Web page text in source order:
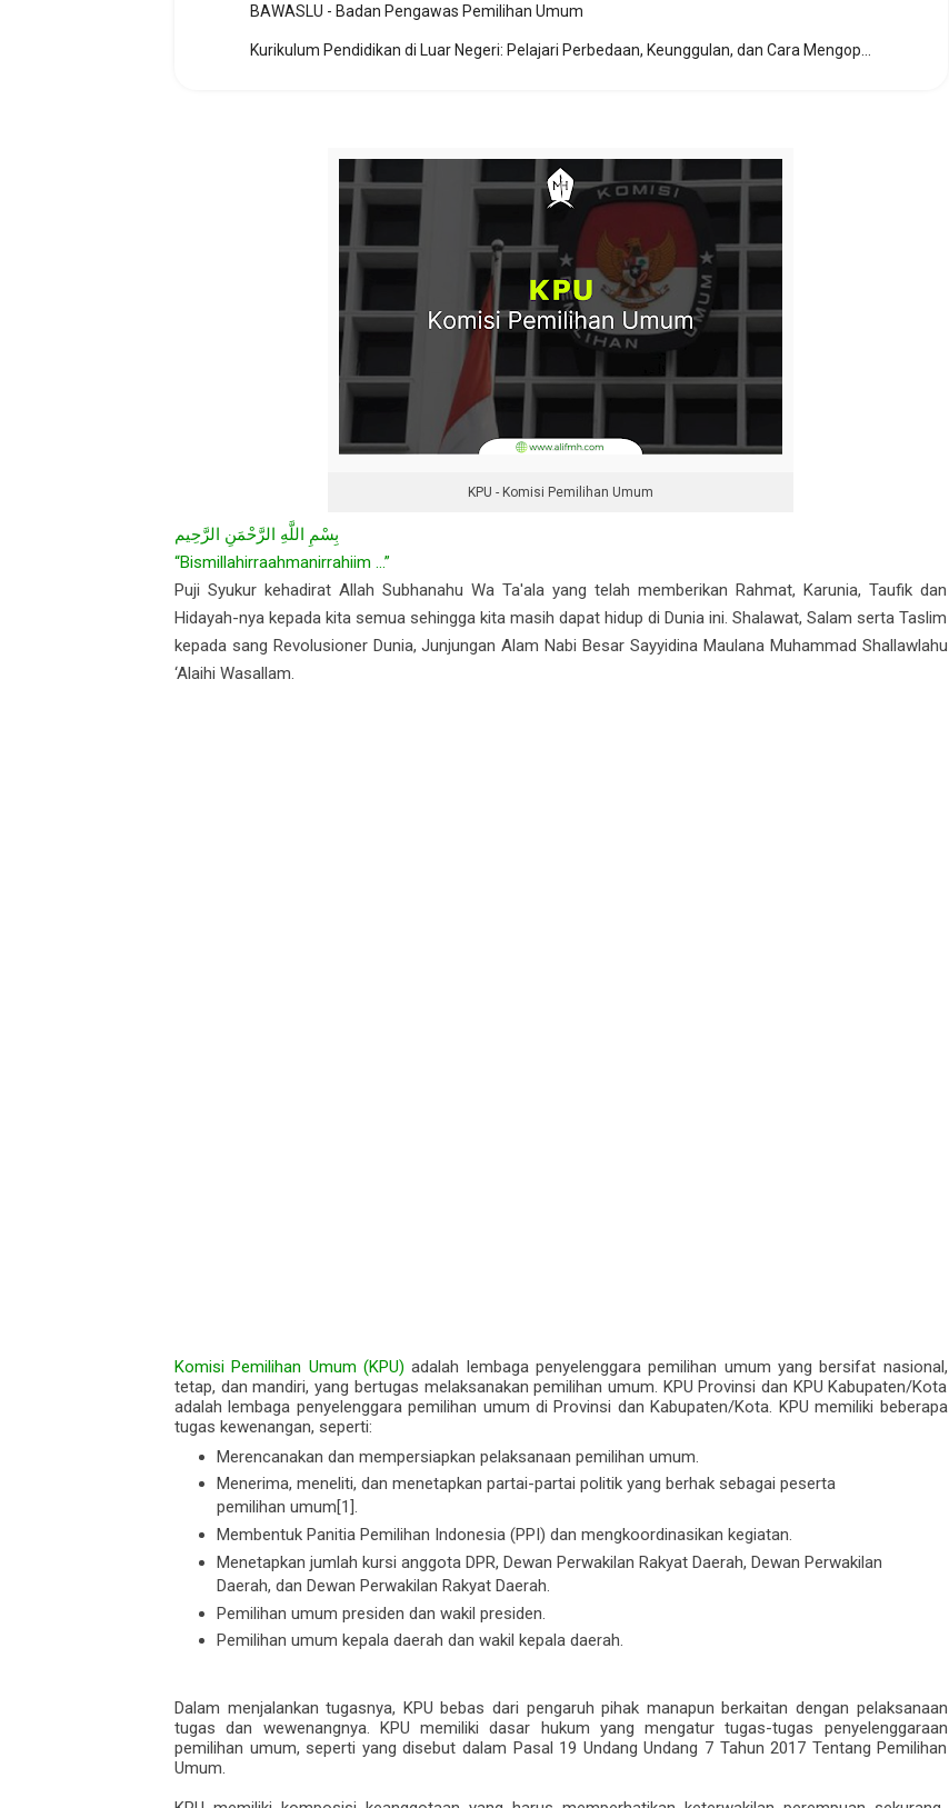
BAWASLU - Badan Pengawas Pemilihan Umum
KPU - Komisi Pemilihan Umum
بِسْمِ اللَّهِ الرَّحْمَنِ الرَّحِيم
“Bismillahirraahmanirrahiim ...”
Puji Syukur kehadirat Allah Subhanahu Wa Ta'ala yang telah memberikan Rahmat, Karunia, Taufik dan
Hidayah-nya kepada kita semua sehingga kita masih dapat hidup di Dunia ini. Shalawat, Salam serta Taslim
kepada sang Revolusioner Dunia, Junjungan Alam Nabi Besar Sayyidina Maulana Muhammad Shallawlahu
‘Alaihi Wasallam.
Komisi Pemilihan Umum (KPU) adalah lembaga penyelenggara pemilihan umum yang bersifat nasional,
tetap, dan mandiri, yang bertugas melaksanakan pemilihan umum. KPU Provinsi dan KPU Kabupaten/Kota
adalah lembaga penyelenggara pemilihan umum di Provinsi dan Kabupaten/Kota. KPU memiliki beberapa
tugas kewenangan, seperti:
Merencanakan dan mempersiapkan pelaksanaan pemilihan umum.
Menerima, meneliti, dan menetapkan partai-partai politik yang berhak sebagai peserta
pemilihan umum[1].
Membentuk Panitia Pemilihan Indonesia (PPI) dan mengkoordinasikan kegiatan.
Menetapkan jumlah kursi anggota DPR, Dewan Perwakilan Rakyat Daerah, Dewan Perwakilan
Daerah, dan Dewan Perwakilan Rakyat Daerah.
Pemilihan umum presiden dan wakil presiden.
Pemilihan umum kepala daerah dan wakil kepala daerah.
Dalam menjalankan tugasnya, KPU bebas dari pengaruh pihak manapun berkaitan dengan pelaksanaan
tugas dan wewenangnya. KPU memiliki dasar hukum yang mengatur tugas-tugas penyelenggaraan
pemilihan umum, seperti yang disebut dalam Pasal 19 Undang Undang 7 Tahun 2017 Tentang Pemilihan
Umum.